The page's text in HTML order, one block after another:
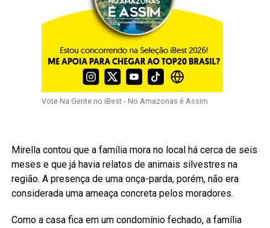
Vote Na Gente no iBest - No Amazonas é Assim
Mirella contou que a família mora no local há cerca de seis
meses e que já havia relatos de animais silvestres na
região. A presença de uma onça-parda, porém, não era
considerada uma ameaça concreta pelos moradores.
Como a casa fica em um condomínio fechado, a família